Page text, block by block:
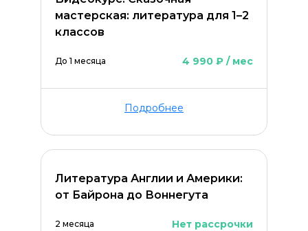
мастерская: литература для 1–2
классов
До 1 месяца 4 990 ₽ / мес
Подробнее
Литература Англии и Америки:
от Байрона до Воннегута
2 месяца Нет рассрочки
Оставить комментарий